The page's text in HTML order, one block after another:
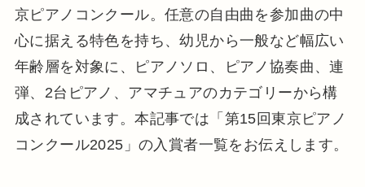
京ピアノコンクール。任意の自由曲を参加曲の中
心に据える特色を持ち、幼児から一般など幅広い
年齢層を対象に、ピアノソロ、ピアノ協奏曲、連
弾、2台ピアノ、アマチュアのカテゴリーから構
成されています。本記事では「第15回東京ピアノ
コンクール2025」の入賞者一覧をお伝えします。